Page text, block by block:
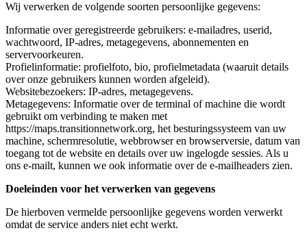
Wij verwerken de volgende soorten persoonlijke gegevens:
Informatie over geregistreerde gebruikers: e-mailadres, userid,
wachtwoord, IP-adres, metagegevens, abonnementen en
servervoorkeuren.
Profielinformatie: profielfoto, bio, profielmetadata (waaruit details
over onze gebruikers kunnen worden afgeleid).
Websitebezoekers: IP-adres, metagegevens.
Metagegevens: Informatie over de terminal of machine die wordt
gebruikt om verbinding te maken met
https://maps.transitionnetwork.org, het besturingssysteem van uw
machine, schermresolutie, webbrowser en browserversie, datum van
toegang tot de website en details over uw ingelogde sessies. Als u
ons e-mailt, kunnen we ook informatie over de e-mailheaders zien.
Doeleinden voor het verwerken van gegevens
De hierboven vermelde persoonlijke gegevens worden verwerkt
omdat de service anders niet echt werkt.